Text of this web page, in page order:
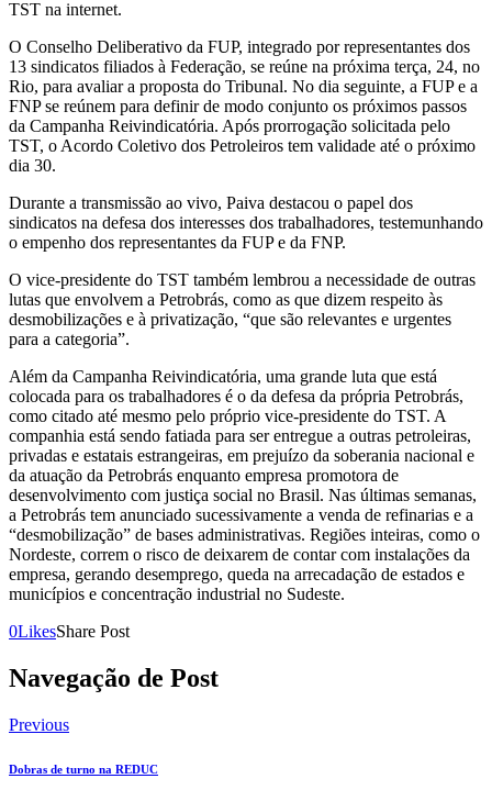
TST na internet.
O Conselho Deliberativo da FUP, integrado por representantes dos
13 sindicatos filiados à Federação, se reúne na próxima terça, 24, no
Rio, para avaliar a proposta do Tribunal. No dia seguinte, a FUP e a
FNP se reúnem para definir de modo conjunto os próximos passos
da Campanha Reivindicatória. Após prorrogação solicitada pelo
TST, o Acordo Coletivo dos Petroleiros tem validade até o próximo
dia 30.
Durante a transmissão ao vivo, Paiva destacou o papel dos
sindicatos na defesa dos interesses dos trabalhadores, testemunhando
o empenho dos representantes da FUP e da FNP.
O vice-presidente do TST também lembrou a necessidade de outras
lutas que envolvem a Petrobrás, como as que dizem respeito às
desmobilizações e à privatização, “que são relevantes e urgentes
para a categoria”.
Além da Campanha Reivindicatória, uma grande luta que está
colocada para os trabalhadores é o da defesa da própria Petrobrás,
como citado até mesmo pelo próprio vice-presidente do TST. A
companhia está sendo fatiada para ser entregue a outras petroleiras,
privadas e estatais estrangeiras, em prejuízo da soberania nacional e
da atuação da Petrobrás enquanto empresa promotora de
desenvolvimento com justiça social no Brasil. Nas últimas semanas,
a Petrobrás tem anunciado sucessivamente a venda de refinarias e a
“desmobilização” de bases administrativas. Regiões inteiras, como o
Nordeste, correm o risco de deixarem de contar com instalações da
empresa, gerando desemprego, queda na arrecadação de estados e
municípios e concentração industrial no Sudeste.
0LikesShare Post
Navegação de Post
Previous
Dobras de turno na REDUC